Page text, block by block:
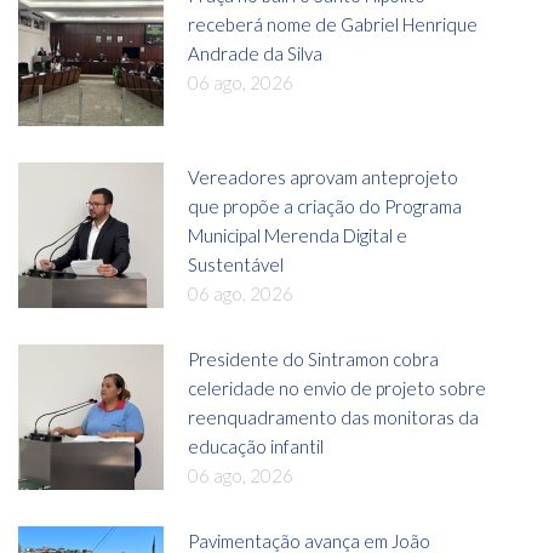
receberá nome de Gabriel Henrique
Andrade da Silva
06 ago, 2026
Vereadores aprovam anteprojeto
que propõe a criação do Programa
Municipal Merenda Digital e
Sustentável
06 ago, 2026
Presidente do Sintramon cobra
celeridade no envio de projeto sobre
reenquadramento das monitoras da
educação infantil
06 ago, 2026
Pavimentação avança em João